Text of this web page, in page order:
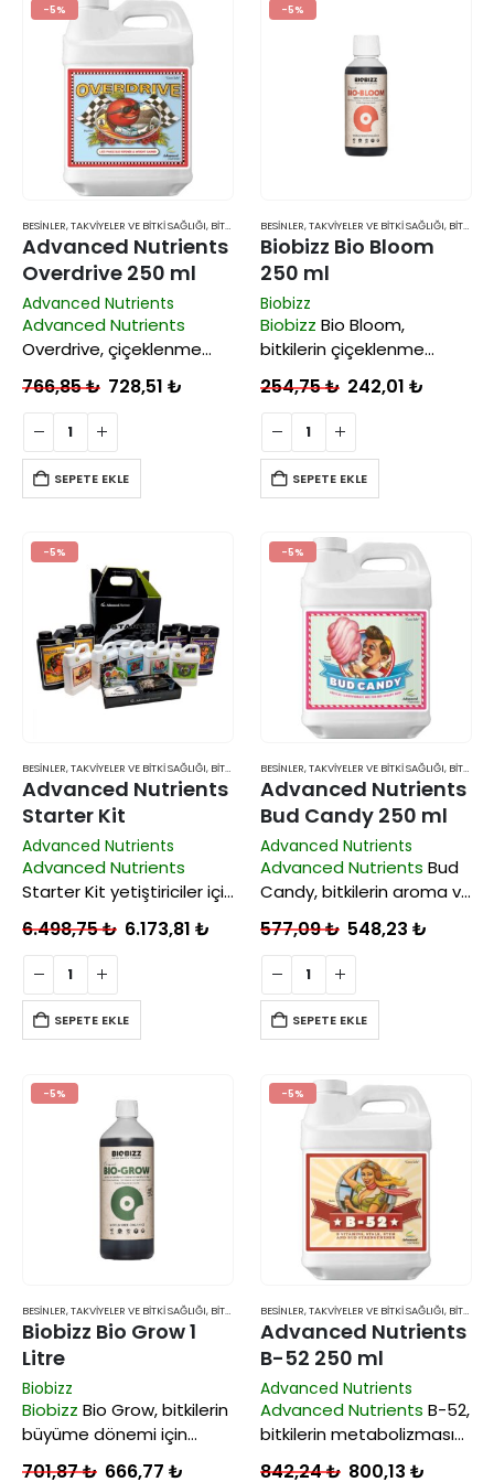
-5%
BESINLER, TAKVIYELER VE BITKI SAĞLIĞI, BITKI BESINLERI VE TAKVIYELERI
Advanced Nutrients
Overdrive 250 ml
Advanced Nutrients
Advanced Nutrients
Overdrive, çiçeklenme
haftalarında uygulanan,
çiçeklerinizin
olgunlaşmasını,
büyümesini ve daha canlı
olmasını sağlayan bir
yetiştirici, çiçeklerin bu
son haftalardaki yüksek
ihtiyacını dikkate
almamaktadır….
766,85₺ 728,51 ₺
SEPETE EKLE
-5%
BESINLER, TAKVIYELER VE BITKI SAĞLIĞI, BITKI BESINLERI VE TAKVIYELERI
Biobizz Bio Bloom
250 ml
Biobizz
Biobizz Bio Bloom,
bitkilerin çiçeklenme
%100 doğal bir formüldür.
İlk çiçek/sebze
oluşumundan hasata
kadar uygulanır. İçerik
olarak ama mineraller (az
seviyede fosfor ve…
254,75₺ 242,01 ₺
SEPETE EKLE
-5%
BESINLER, TAKVIYELER VE BITKI SAĞLIĞI, BITKI BESINLERI VE TAKVIYELERI
Advanced Nutrients
Starter Kit
Advanced Nutrients
Advanced Nutrients
Starter Kit yetiştiriciler için
besin setlerinden biridir.
Kutusunu açtığınızda 9
adet üst seviye ürünle
karşılaşırsınız.
6.498,75₺ 6.173,81 ₺
SEPETE EKLE
-5%
BESINLER, TAKVIYELER VE BITKI SAĞLIĞI, BITKI BESINLERI VE TAKVIYELERI
Advanced Nutrients
Bud Candy 250 ml
Advanced Nutrients
Advanced Nutrients Bud
Candy, bitkilerin aroma ve
çiçeklenme takviyesidir
Bitkinin ihtiyacı olan ikincil
besinleri sunarak bitki
büyümesi için gerekli
enzimleri aktif hale getirir.
577,09₺ 548,23 ₺
SEPETE EKLE
-5%
BESINLER, TAKVIYELER VE BITKI SAĞLIĞI, BITKI BESINLERI VE TAKVIYELERI
Biobizz Bio Grow 1
Litre
Biobizz
Biobizz Bio Grow, bitkilerin
büyüme dönemi için
701,87₺ 666,77 ₺
-5%
BESINLER, TAKVIYELER VE BITKI SAĞLIĞI, BITKI BESINLERI VE TAKVIYELERI
Advanced Nutrients
B-52 250 ml
Advanced Nutrients
Advanced Nutrients B-52,
bitkilerin metabolizmasını
842,24₺ 800,13 ₺